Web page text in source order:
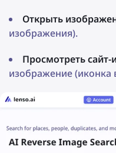
Открыть
изображения).
Просмотреть сайт-
изображение (иконка